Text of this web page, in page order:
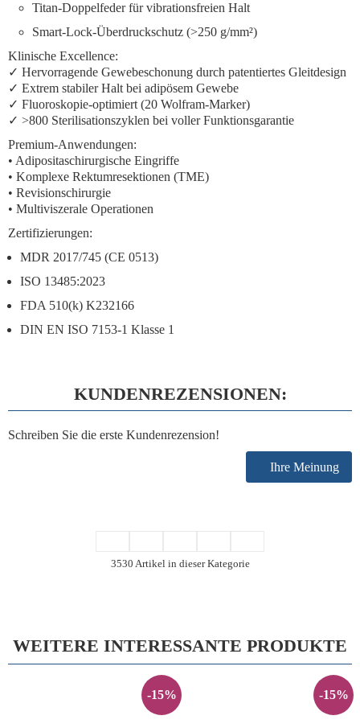
Titan-Doppelfederfür vibrationsfreien Halt
Smart-Lock-Überdruckschutz (>250 g/mm²)
Klinische Excellence:
✓ Hervorragende Gewebeschonung durch patentiertes Gleitdesign
✓ Extrem stabiler Halt bei adipösem Gewebe
✓ Fluoroskopie-optimiert (20 Wolfram-Marker)
✓ >800 Sterilisationszyklen bei voller Funktionsgarantie
Premium-Anwendungen:
• Adipositaschirurgische Eingriffe
• Komplexe Rektumresektionen (TME)
• Revisionschirurgie
• Multiviszerale Operationen
Zertifizierungen:
MDR 2017/745 (CE 0513)
ISO 13485:2023
FDA 510(k) K232166
DIN EN ISO 7153-1 Klasse 1
KUNDENREZENSIONEN:
Schreiben Sie die erste Kundenrezension!
Ihre Meinung
3530 Artikel in dieser Kategorie
WEITERE INTERESSANTE PRODUKTE
-15% -15%